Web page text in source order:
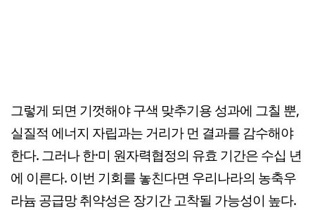
그렇게 되면 기껏해야 구색 맞추기용 성과에 그칠 뿐,
실질적 에너지 자립과는 거리가 먼 결과를 감수해야
한다. 그러나 한·미 원자력협정의 유효 기간은 수십 년
에 이른다. 이번 기회를 놓친다면 우리나라의 농축우
라늄 공급망 취약성은 장기간 고착될 가능성이 높다.